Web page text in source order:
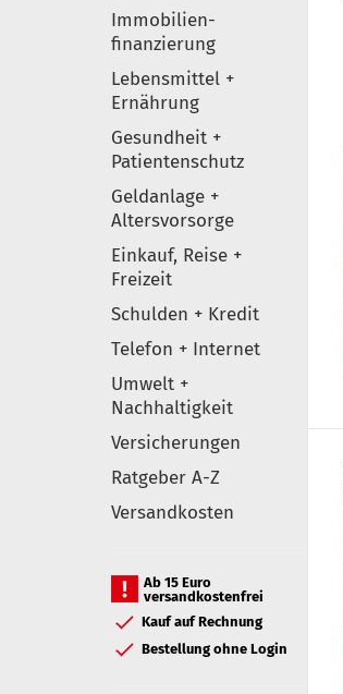
ElementeImmobilien-
finanzierung
Lebensmittel +
Ernährung
Gesundheit +
Patientenschutz
Geldanlage +
Altersvorsorge
Einkauf, Reise +
Freizeit
Schulden + Kredit
Telefon + Internet
Umwelt +
Nachhaltigkeit
Versicherungen
Ratgeber A-Z
Versandkosten
Ab 15 Euro
versandkostenfrei
Kauf auf Rechnung
Bestellung ohne Login